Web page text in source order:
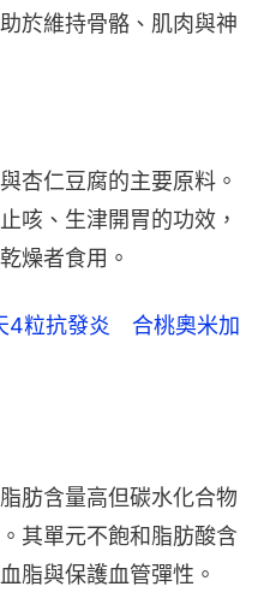
於維持骨骼、肌肉與神
杏仁豆腐的主要原料。
咳、生津開胃的功效，
燥者食用。
4粒抗發炎 合桃奧米加
肪含量高但碳水化合物
其單元不飽和脂肪酸含
脂與保護血管彈性。